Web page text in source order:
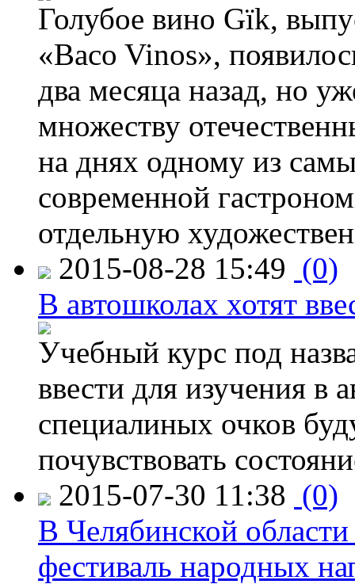
Голубое вино Gïk,
«Baco Vinos»,
два месяца назад, но
множеству
на днях одному из
современной
отдельную
2015-08-28 15:49 (0)
В автошколах хотят
Учебный курс под
ввести для изучения
специалиных очков
почувствовать
2015-07-30 11:38 (0)
В Челябинской
фестиваль народных